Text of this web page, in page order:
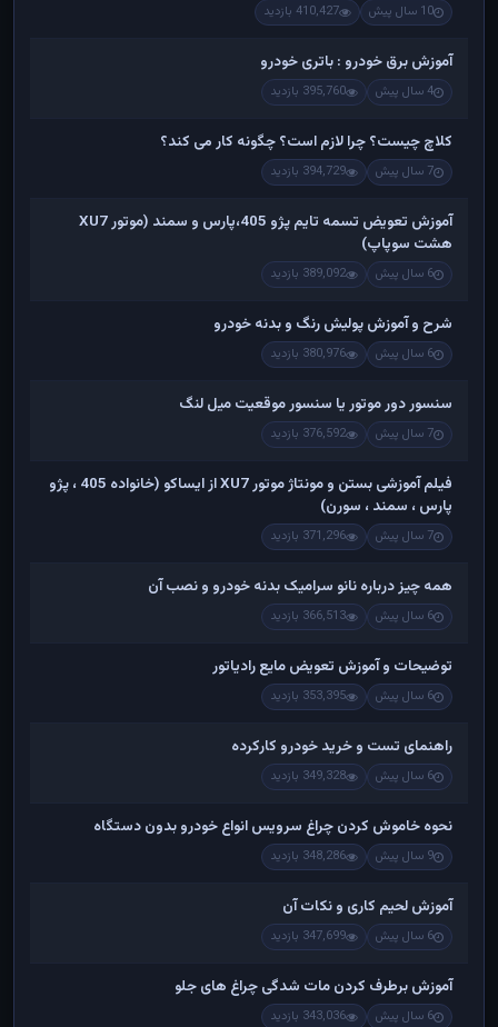
10 سال پیش 410,427 بازدید
آموزش برق خودرو : باتری خودرو
4 سال پیش 395,760 بازدید
کلاچ چیست؟ چرا لازم است؟ چگونه کار می کند؟
7 سال پیش 394,729 بازدید
آموزش تعویض تسمه تایم پژو 405،پارس و سمند (موتور XU7
هشت سوپاپ)
6 سال پیش 389,092 بازدید
شرح و آموزش پولیش رنگ و بدنه خودرو
6 سال پیش 380,976 بازدید
سنسور دور موتور یا سنسور موقعیت میل لنگ
7 سال پیش 376,592 بازدید
فیلم آموزشی بستن و مونتاژ موتور XU7 از ایساکو (خانواده 405 ، پژو
پارس ، سمند ، سورن)
7 سال پیش 371,296 بازدید
همه چیز درباره نانو سرامیک بدنه خودرو و نصب آن
6 سال پیش 366,513 بازدید
توضیحات و آموزش تعویض مایع رادیاتور
6 سال پیش 353,395 بازدید
راهنمای تست و خريد خودرو کارکرده
6 سال پیش 349,328 بازدید
نحوه خاموش کردن چراغ سرویس انواع خودرو بدون دستگاه
9 سال پیش 348,286 بازدید
آموزش لحیم کاری و نکات آن
6 سال پیش 347,699 بازدید
آموزش برطرف کردن مات شدگی چراغ های جلو
6 سال پیش 343,036 بازدید